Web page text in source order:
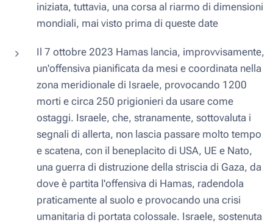
iniziata, tuttavia, una corsa al riarmo di dimensioni
mondiali, mai visto prima di queste date
Il 7 ottobre 2023 Hamas lancia, improvvisamente,
un'offensiva pianificata da mesi e coordinata nella
zona meridionale di Israele, provocando 1200
morti e circa 250 prigionieri da usare come
ostaggi. Israele, che, stranamente, sottovaluta i
segnali di allerta, non lascia passare molto tempo
e scatena, con il beneplacito di USA, UE e Nato,
una guerra di distruzione della striscia di Gaza, da
dove è partita l'offensiva di Hamas, radendola
praticamente al suolo e provocando una crisi
umanitaria di portata colossale. Israele, sostenuta